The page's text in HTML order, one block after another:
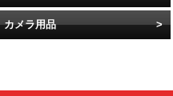
カメラ用品